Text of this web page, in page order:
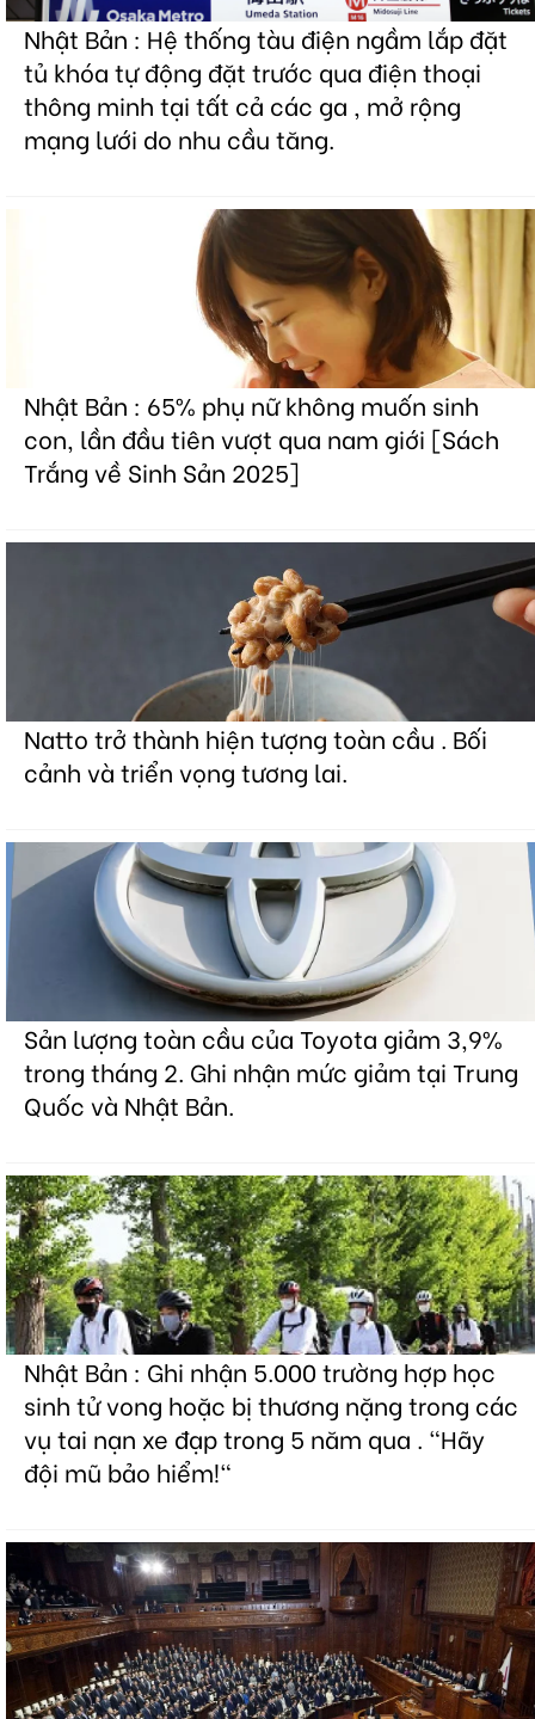
Nhật Bản : Hệ thống tàu điện ngầm lắp đặt
tủ khóa tự động đặt trước qua điện thoại
thông minh tại tất cả các ga , mở rộng
mạng lưới do nhu cầu tăng.
Nhật Bản : 65% phụ nữ không muốn sinh
con, lần đầu tiên vượt qua nam giới [Sách
Trắng về Sinh Sản 2025]
Natto trở thành hiện tượng toàn cầu . Bối
cảnh và triển vọng tương lai.
Sản lượng toàn cầu của Toyota giảm 3,9%
trong tháng 2. Ghi nhận mức giảm tại Trung
Quốc và Nhật Bản.
Nhật Bản : Ghi nhận 5.000 trường hợp học
sinh tử vong hoặc bị thương nặng trong các
vụ tai nạn xe đạp trong 5 năm qua . "Hãy
đội mũ bảo hiểm!"